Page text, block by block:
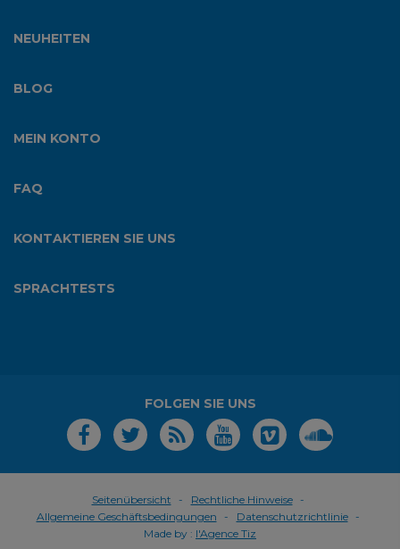
NEUHEITEN
BLOG
MEIN KONTO
FAQ
KONTAKTIEREN SIE UNS
SPRACHTESTS
FOLGEN SIE UNS
Seitenübersicht
Rechtliche Hinweise
Allgemeine Geschäftsbedingungen
Datenschutzrichtlinie
Made by : l'Agence Tiz